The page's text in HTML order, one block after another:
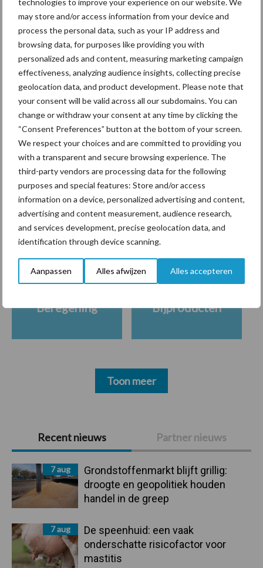
may store and/or access information from your device and
process the personal data, such as your IP address and
browsing data, for purposes like providing you with
personalized ads and content, measuring marketing campaign
effectiveness, analyzing audience insights, collecting precise
geolocation data, and product development. Please note that
your consent will be valid across all our subdomains. You can
change or withdraw your consent at any time by clicking the
“Consent Preferences” button at the bottom of your screen.
We respect your choices and are committed to providing you
with a transparent and secure browsing experience. The
third-party vendors are processing data for the following
purposes and special features: Store and/or access
information on a device, personalized advertising and content,
advertising and content measurement, audience research,
and services development, precise geolocation data, and
identification through device scanning.
Aanpassen Alles afwijzen Alles accepteren
Primaire
Sidebar
Recent nieuws Partner nieuws
7 aug
Grondstoffenmarkt blijft grillig:
droogte en geopolitiek houden
handel in de greep
7 aug
De speenhuid: een vaak
onderschatte risicofactor voor
mastitis
De speenhuid: een vaak
onderschatte risicofactor
voor mastitis
ForFarmers ziet volume en
marktaandeel groeien in
krimpende Nederlandse
markt
Themapagina's
Diergezondheid Bemesting
Beregening Bijproducten
Toon meer